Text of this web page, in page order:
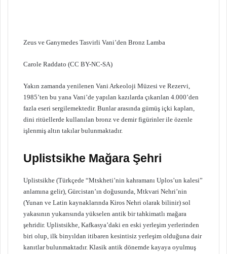
Zeus ve Ganymedes Tasvirli Vani’den Bronz Lamba
Carole Raddato (CC BY-NC-SA)
Yakın zamanda yenilenen Vani Arkeoloji Müzesi ve Rezervi,
1985’ten bu yana Vani’de yapılan kazılarda çıkarılan 4.000’den
fazla eseri sergilemektedir. Bunlar arasında gümüş içki kapları,
dini ritüellerde kullanılan bronz ve demir figürinler ile özenle
işlenmiş altın takılar bulunmaktadır.
Uplistsikhe Mağara Şehri
Uplistsikhe (Türkçede “Mtskheti’nin kahramanı Uplos’un kalesi”
anlamına gelir), Gürcistan’ın doğusunda, Mtkvari Nehri’nin
(Yunan ve Latin kaynaklarında Kiros Nehri olarak bilinir) sol
yakasının yukarısında yükselen antik bir tahkimatlı mağara
şehridir. Uplistsikhe, Kafkasya’daki en eski yerleşim yerlerinden
biri olup, ilk binyıldan itibaren kesintisiz yerleşim olduğuna dair
kanıtlar bulunmaktadır. Klasik antik dönemde kayaya oyulmuş